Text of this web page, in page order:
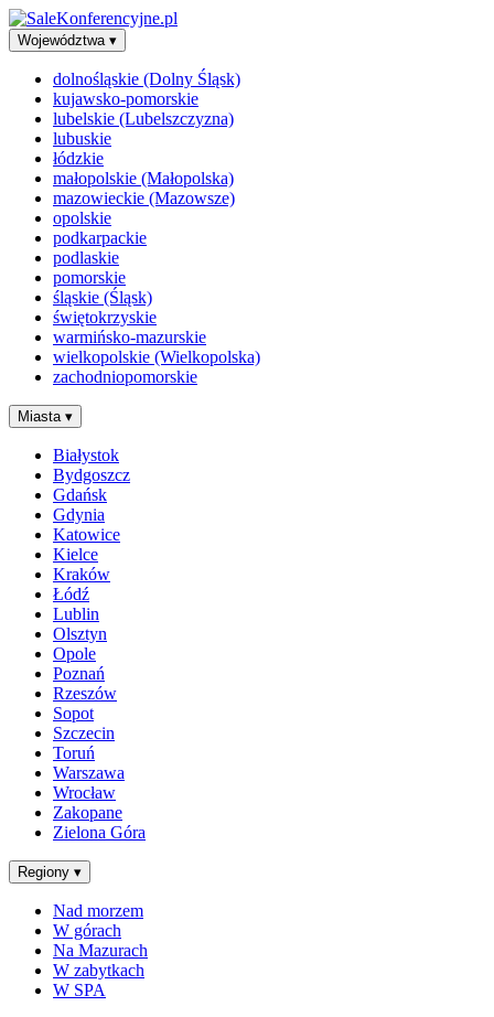
Województwa ▾
dolnośląskie (Dolny Śląsk)
kujawsko-pomorskie
lubelskie (Lubelszczyzna)
lubuskie
łódzkie
małopolskie (Małopolska)
mazowieckie (Mazowsze)
opolskie
podkarpackie
podlaskie
pomorskie
śląskie (Śląsk)
świętokrzyskie
warmińsko-mazurskie
wielkopolskie (Wielkopolska)
zachodniopomorskie
Miasta ▾
Białystok
Bydgoszcz
Gdańsk
Gdynia
Katowice
Kielce
Kraków
Łódź
Lublin
Olsztyn
Opole
Poznań
Rzeszów
Sopot
Szczecin
Toruń
Warszawa
Wrocław
Zakopane
Zielona Góra
Regiony ▾
Nad morzem
W górach
Na Mazurach
W zabytkach
W SPA